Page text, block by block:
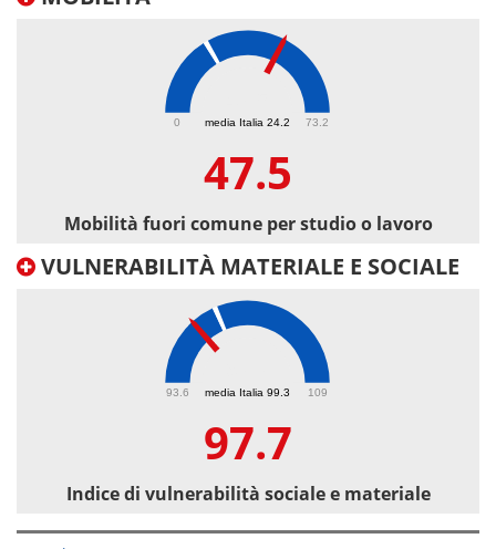
media Italia 24.2
0 73.2
47.5
Mobilità fuori comune per studio o lavoro
VULNERABILITÀ MATERIALE E SOCIALE
media Italia 99.3
93.6 109
97.7
Indice di vulnerabilità sociale e materiale